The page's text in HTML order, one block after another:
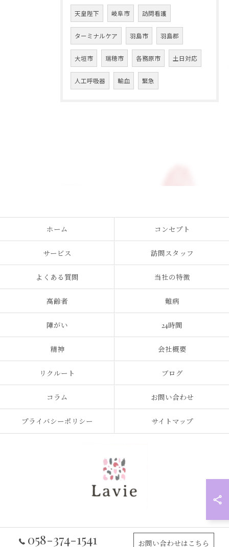
天皇陛下 岐阜市 訪問看護
ターミナルケア 羽島市 羽島郡
大垣市 瑞穂市 各務原市 土日対応
人工呼吸器 輸血 緊急
058-374-1541 お問い合わせはこちら
ホーム コンセプト
サービス 訪問スタッフ
よくある質問 当社の特徴
高齢者 難病
障がい 24時間
精神 会社概要
リクルート ブログ
コラム お問い合わせ
プライバシーポリシー サイトマップ
© 2026 岐阜県岐阜市の訪問看護なら訪問看護ステーション Lavie ALL RIGHTS